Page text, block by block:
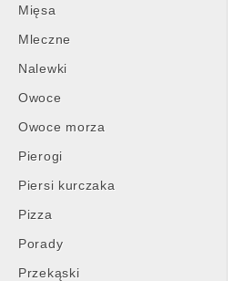
Mięsa
Mleczne
Nalewki
Owoce
Owoce morza
Pierogi
Piersi kurczaka
Pizza
Porady
Przekąski